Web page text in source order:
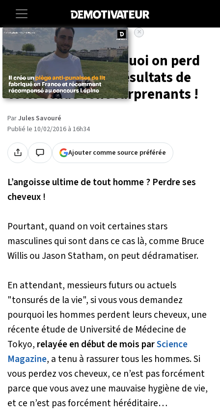
Accueil Lifestyle Sciences
On sait enfin pourquoi on perd
nos cheveux : les résultats de
cette étude sont surprenants !
ParJules Savouré
Publié le 10/02/2016 à 16h34
Ajouter comme source préférée
L’angoisse ultime de tout homme ? Perdre ses
cheveux !
Pourtant, quand on voit certaines stars
masculines qui sont dans ce cas là, comme Bruce
Willis ou Jason Statham, on peut dédramatiser.
En attendant, messieurs futurs ou actuels
"tonsurés de la vie", si vous vous demandez
pourquoi les hommes perdent leurs cheveux, une
récente étude de Université de Médecine de
Tokyo, relayée en début de mois parScience
Magazine, a tenu à rassurer tous les hommes. Si
vous perdez vos cheveux, ce n’est pas forcément
parce que vous avez une mauvaise hygiène de vie,
et ce n’est pas forcément héréditaire…
×